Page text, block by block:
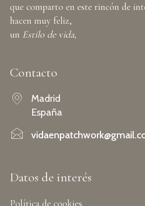
que comparto en este rincón de
hacen muy feliz,
un Estilo de vida,
Contacto
Madrid
España
Datos de interés
Política de cookies